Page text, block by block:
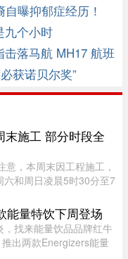
曝抑郁症经历！
九个小时
落马航 MH17 航班
获诺贝尔奖”
末施工 部分时段全
，本周末因工程施工，
和周日凌晨5时30分至7
将持续至上午10时。
受影响 ...
能量特饮下周登场
找来能量饮品品牌红牛
推出两款Energizers能量